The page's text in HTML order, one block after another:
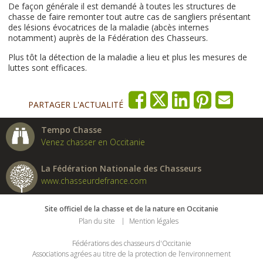
De façon générale il est demandé à toutes les structures de
chasse de faire remonter tout autre cas de sangliers présentant
des lésions évocatrices de la maladie (abcès internes
notamment) auprès de la Fédération des Chasseurs.
Plus tôt la détection de la maladie a lieu et plus les mesures de
luttes sont efficaces.
PARTAGER L'ACTUALITÉ
Tempo Chasse
Venez chasser en Occitanie
La Fédération Nationale des Chasseurs
www.chasseurdefrance.com
Site officiel de la chasse et de la nature en Occitanie
Plan du site
Mention légales
Fédérations des chasseurs d'Occitanie
Associations agrées au titre de la protection de l’environnement